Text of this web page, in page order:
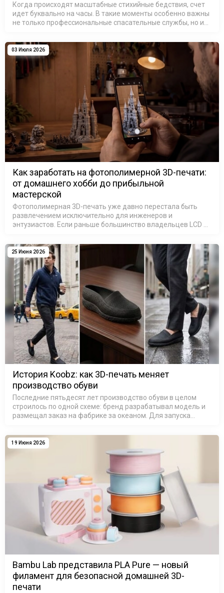
Когда происходят масштабные стихийные бедствия, счет
идет буквально на часы. В такие моменты особенно важны
не только профессиональные спасательные службы, но и
ради помощи другим.…
03 Июля 2026
Как заработать на фотополимерной 3D-печати:
от домашнего хобби до прибыльной
мастерской
Фотополимерная 3D-печать уже давно перестала быть
развлечением исключительно для инженеров и
энтузиастов. Если раньше большинство владельцев LCD и
удовольствия, то сегодня ситуация и…
25 Июня 2026
История Koobz: как 3D-печать меняет
производство обуви
Последние пятьдесят лет производство обуви в целом
строилось по одной схеме: бренд разрабатывал модель и
размещал заказ на фабрике за океаном. Для запуска
металлические формы, …
19 Июня 2026
Bambu Lab представила PLA Pure — новый
филамент для безопасной домашней 3D-
печати